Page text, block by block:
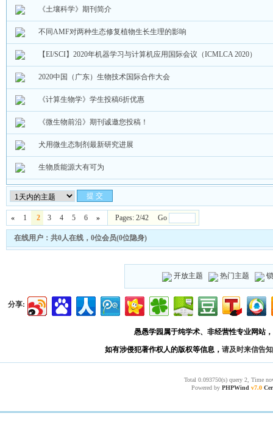
《土壤科学》期刊简介
不同AMF对两种生态修复植物生长生理的影响
【EI/SCI】2020年机器学习与计算机应用国际会议（ICMLCA 2020）
2020中国（广东）生物技术国际合作大会
《计算生物学》学生投稿6折优惠
《微生物前沿》期刊诚邀您投稿！
犬用微生态制剂最新研究进展
生物质能源大有可为
« 1 2 3 4 5 6 » Pages: 2/42 Go
在线用户：共0人在线，0位会员(0位隐身)
开放主题 热门主题
分享:
愚愚学园属于纯学术、非经营性专业网站
如有涉侵犯著作权人的版权等信息， 请及时来信告知
Total 0.093750(s) query 2, Time
Powered by PHPWind v7.0